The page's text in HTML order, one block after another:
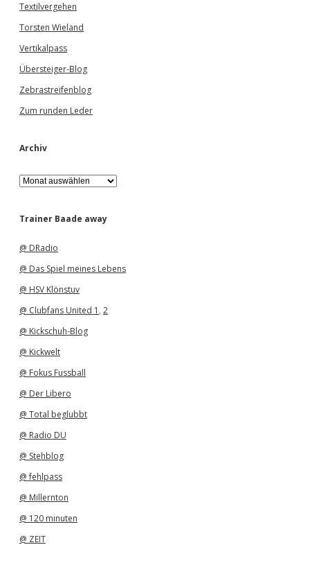
Textilvergehen
Torsten Wieland
Vertikalpass
Übersteiger-Blog
Zebrastreifenblog
Zum runden Leder
Archiv
A
r
h
Trainer Baade away
@ DRadio
@ Das Spiel meines Lebens
@ HSV Klönstuv
@ Clubfans United 1 , 2
@ Kickschuh-Blog
@ Kickwelt
@ Fokus Fussball
@ Der Libero
@ Total beglubbt
@ Radio DU
@ Stehblog
@ fehlpass
@ Millernton
@ 120 minuten
@ ZEIT